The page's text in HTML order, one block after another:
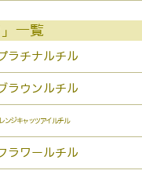
」一覧
ラチナルチル
ラウンルチル
ンジキャッツアイルチル
ラワールチル